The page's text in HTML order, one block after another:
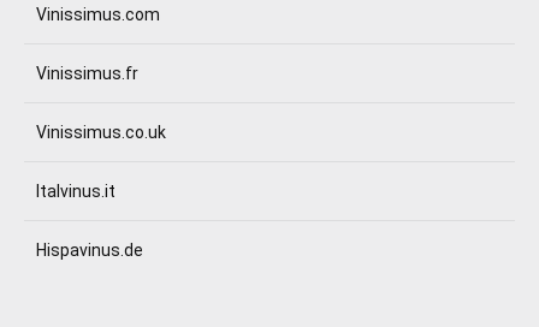
Vinissimus.com
Vinissimus.fr
Vinissimus.co.uk
Italvinus.it
Hispavinus.de